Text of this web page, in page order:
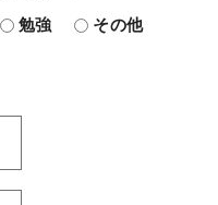
勉強 その他